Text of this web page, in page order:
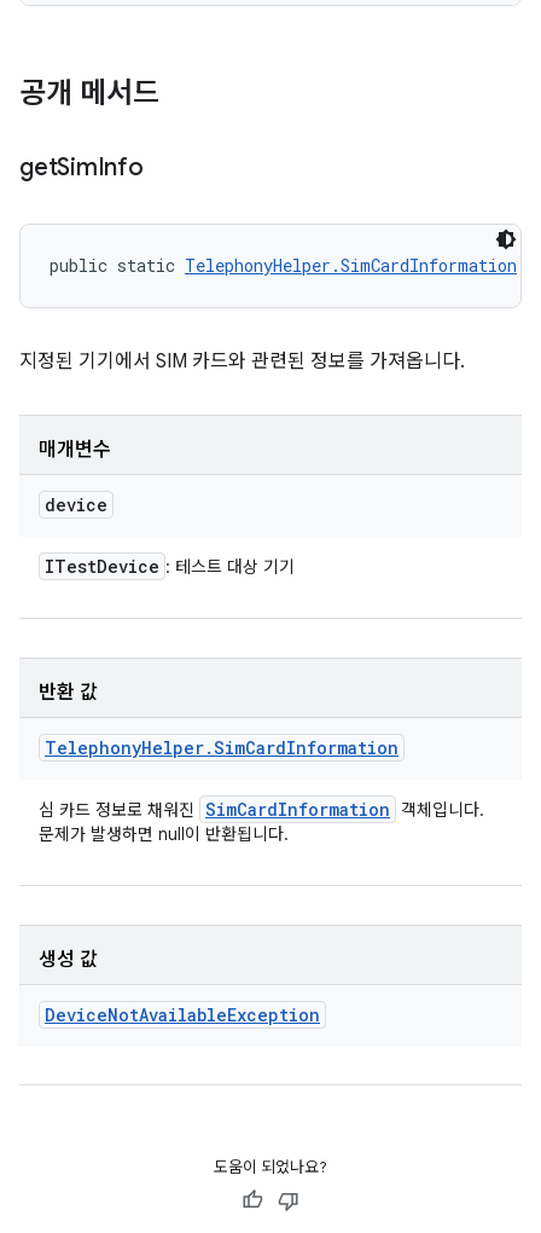
공개 메서드
getSimInfo
public static TelephonyHelper.SimCardInformation
지정된 기기에서 SIM 카드와 관련된 정보를 가져옵니다.
매개변수
device
ITestDevice : 테스트 대상 기기
반환 값
TelephonyHelper.SimCardInformation
심 카드 정보로 채워진 SimCardInformation
객체입니다.
문제가 발생하면 null이 반환됩니다.
생성 값
DeviceNotAvailableException
도움이 되었나요?